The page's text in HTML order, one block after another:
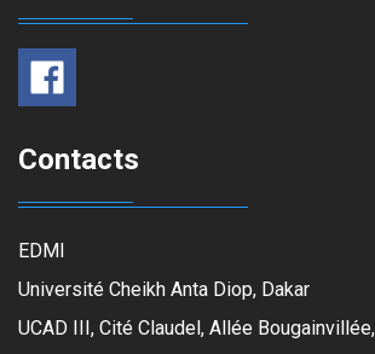
Contacts
EDMI
Université Cheikh Anta Diop, Dakar
UCAD III, Cité Claudel, Allée